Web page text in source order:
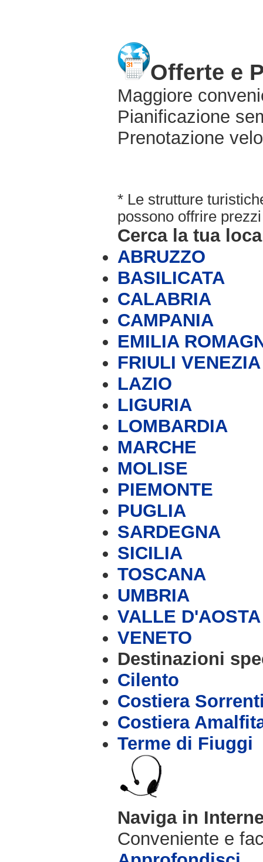
Offerte e
Maggiore
Pianificazione
Prenotazione
* Le strutture
possono offrire
Cerca la tua
ABRUZZO
BASILICATA
CALABRIA
CAMPANIA
EMILIA
FRIULI
LAZIO
LIGURIA
LOMBARDIA
MARCHE
MOLISE
PIEMONTE
PUGLIA
SARDEGNA
SICILIA
TOSCANA
UMBRIA
VALLE D'AOSTA
VENETO
Destinazioni
Cilento
Costiera
Costiera
Terme di Fiuggi
Naviga in
Conveniente e